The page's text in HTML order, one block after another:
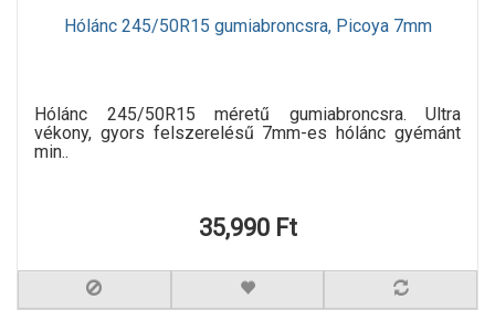
Hólánc 245/50R15 gumiabroncsra, Picoya 7mm
Hólánc 245/50R15 méretű gumiabroncsra. Ultra
vékony, gyors felszerelésű 7mm-es hólánc gyémánt
min..
35,990 Ft